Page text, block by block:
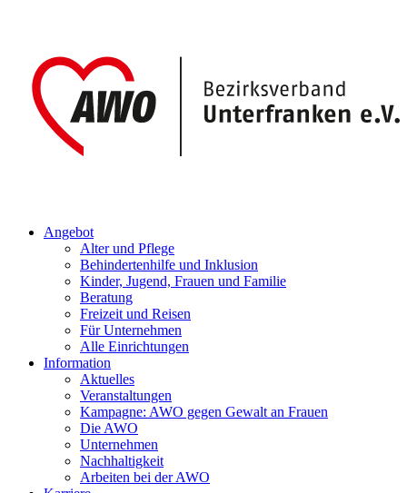
Angebot
Alter und Pflege
Behindertenhilfe und Inklusion
Kinder, Jugend, Frauen und Familie
Beratung
Freizeit und Reisen
Für Unternehmen
Alle Einrichtungen
Information
Aktuelles
Veranstaltungen
Kampagne: AWO gegen Gewalt an Frauen
Die AWO
Unternehmen
Nachhaltigkeit
Arbeiten bei der AWO